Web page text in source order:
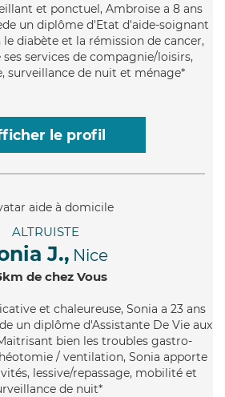
et ponctuel, Ambroise a 8 ans
un diplôme d'Etat d'aide-soignant
diabète et la rémission de cancer,
services de compagnie/loisirs,
surveillance de nuit et ménage*
le profil
ALTRUISTE
J., Nice
de chez Vous
et chaleureuse, Sonia a 23 ans
un diplôme d'Assistante De Vie aux
bien les troubles gastro-
/ ventilation, Sonia apporte
lessive/repassage, mobilité et
de nuit*